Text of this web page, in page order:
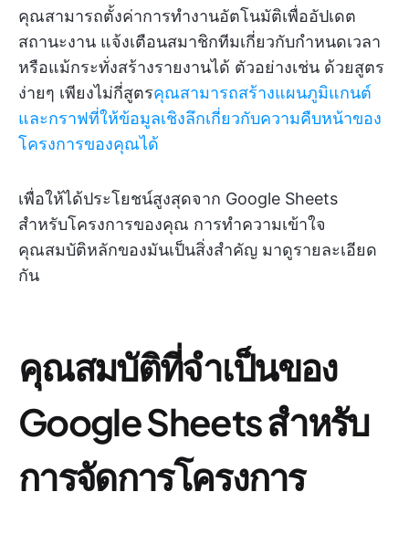
คุณสามารถตั้งค่าการทำงานอัตโนมัติเพื่ออัปเดต
สถานะงาน แจ้งเตือนสมาชิกทีมเกี่ยวกับกำหนดเวลา
หรือแม้กระทั่งสร้างรายงานได้ ตัวอย่างเช่น ด้วยสูตร
ง่ายๆ เพียงไม่กี่สูตรคุณสามารถสร้างแผนภูมิแกนต์
และกราฟที่ให้ข้อมูลเชิงลึกเกี่ยวกับความคืบหน้าของ
โครงการของคุณได้
เพื่อให้ได้ประโยชน์สูงสุดจาก Google Sheets
สำหรับโครงการของคุณ การทำความเข้าใจ
คุณสมบัติหลักของมันเป็นสิ่งสำคัญ มาดูรายละเอียด
กัน
คุณสมบัติที่จำเป็นของ
Google Sheets สำหรับ
การจัดการโครงการ